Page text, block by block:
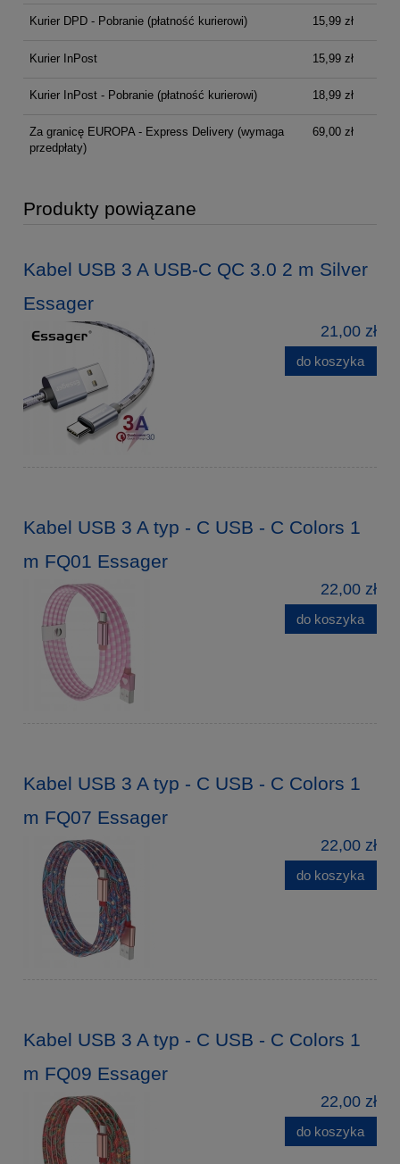
Kurier DPD - Pobranie (płatność kurierowi) 15,99 zł
Kurier InPost 15,99 zł
Kurier InPost - Pobranie (płatność kurierowi) 18,99 zł
Za granicę EUROPA - Express Delivery(wymaga
przedpłaty)
69,00 zł
Produkty powiązane
Kabel USB 3 A USB-C QC 3.0 2 m Silver
Essager
21,00 zł
do koszyka
Kabel USB 3 A typ - C USB - C Colors 1
m FQ01 Essager
22,00 zł
do koszyka
Kabel USB 3 A typ - C USB - C Colors 1
m FQ07 Essager
22,00 zł
do koszyka
Kabel USB 3 A typ - C USB - C Colors 1
m FQ09 Essager
22,00 zł
do koszyka